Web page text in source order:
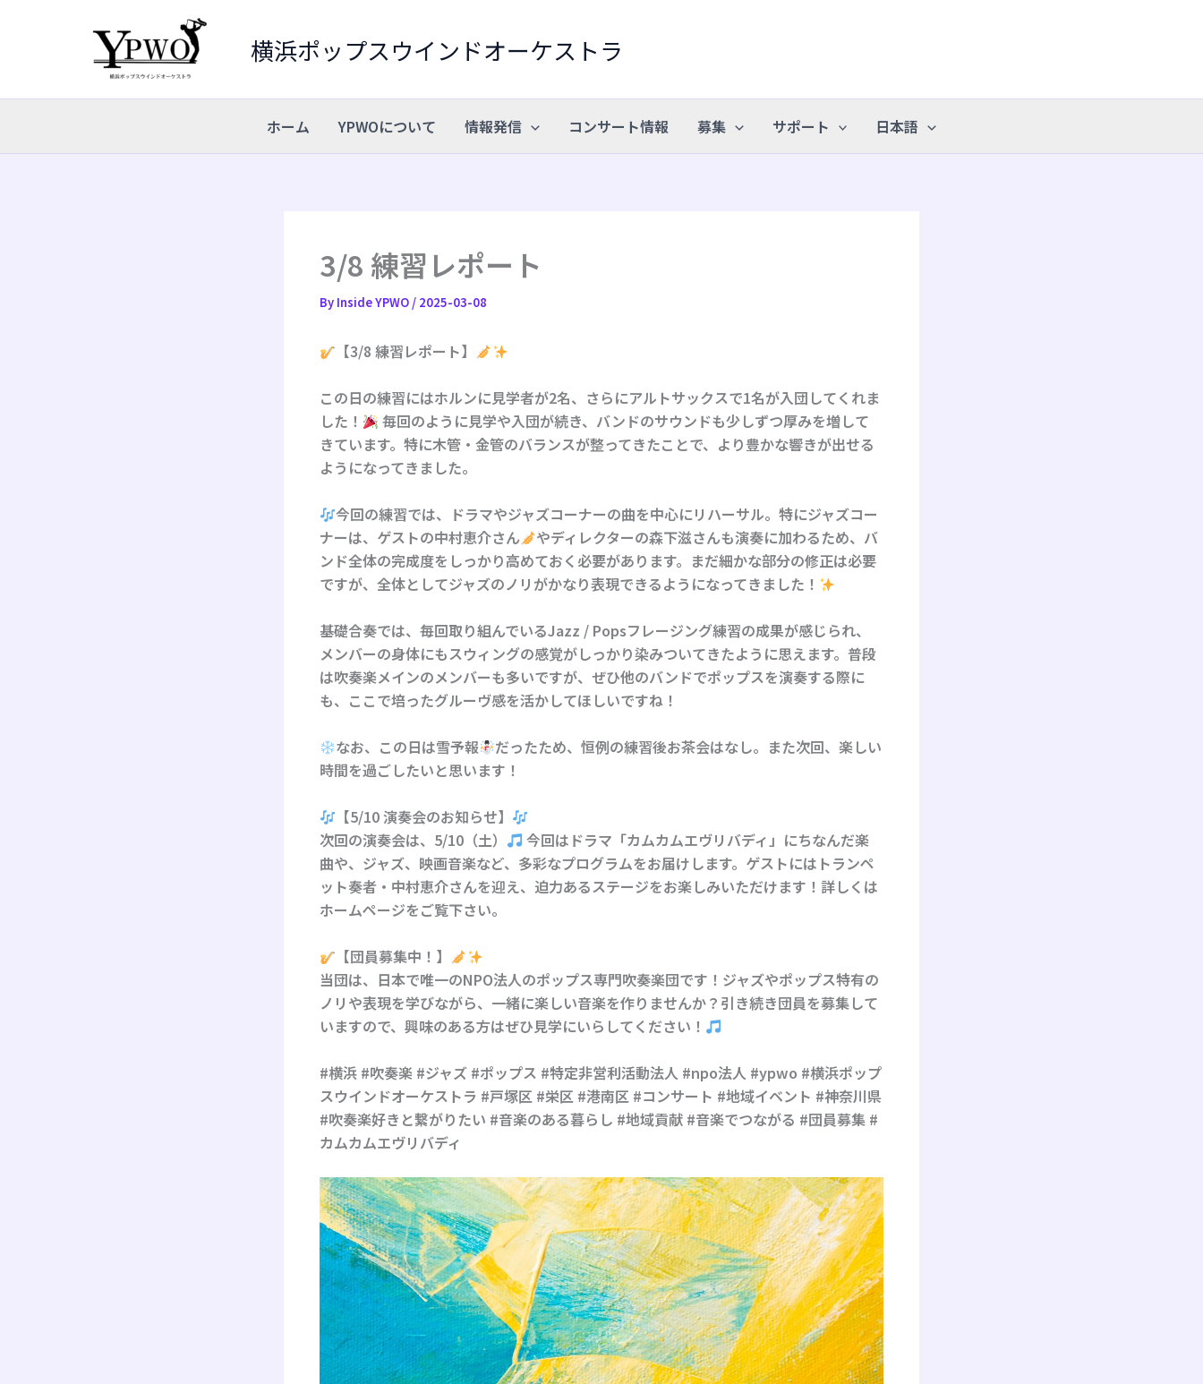
キ
プ
横浜ポップスウインドオーケストラ
ホーム YPWOについて 情報発信 コンサート情報 募集 サポート 日本語
3/8 練習レポート
By Inside YPWO / 2025-03-08
【3/8 練習レポート】
この日の練習にはホルンに見学者が2名、さらにアルトサックスで1名が入団してくれま
した！
毎回のように見学や入団が続き、バンドのサウンドも少しずつ厚みを増して
きています。特に木管・金管のバランスが整ってきたことで、より豊かな響きが出せる
ようになってきました。
今回の練習では、ドラマやジャズコーナーの曲を中心にリハーサル。特にジャズコー
ナーは、ゲストの中村恵介さん
やディレクターの森下滋さんも演奏に加わるため、バ
ンド全体の完成度をしっかり高めておく必要があります。まだ細かな部分の修正は必要
ですが、全体としてジャズのノリがかなり表現できるようになってきました！
基礎合奏では、毎回取り組んでいるJazz / Popsフレージング練習の成果が感じられ、
メンバーの身体にもスウィングの感覚がしっかり染みついてきたように思えます。普段
は吹奏楽メインのメンバーも多いですが、ぜひ他のバンドでポップスを演奏する際に
も、ここで培ったグルーヴ感を活かしてほしいですね！
なお、この日は雪予報
だったため、恒例の練習後お茶会はなし。また次回、楽しい
時間を過ごしたいと思います！
【5/10 演奏会のお知らせ】
次回の演奏会は、5/10（土）
今回はドラマ「カムカムエヴリバディ」にちなんだ楽
曲や、ジャズ、映画音楽など、多彩なプログラムをお届けします。ゲストにはトランペ
ット奏者・中村恵介さんを迎え、迫力あるステージをお楽しみいただけます！詳しくは
ホームページをご覧下さい。
【団員募集中！】
当団は、日本で唯一のNPO法人のポップス専門吹奏楽団です！ジャズやポップス特有の
ノリや表現を学びながら、一緒に楽しい音楽を作りませんか？引き続き団員を募集して
いますので、興味のある方はぜひ見学にいらしてください！
#横浜 #吹奏楽 #ジャズ #ポップス #特定非営利活動法人 #npo法人 #ypwo #横浜ポップ
スウインドオーケストラ #戸塚区 #栄区 #港南区 #コンサート #地域イベント #神奈川県
#吹奏楽好きと繋がりたい #音楽のある暮らし #地域貢献 #音楽でつながる #団員募集 #
カムカムエヴリバディ